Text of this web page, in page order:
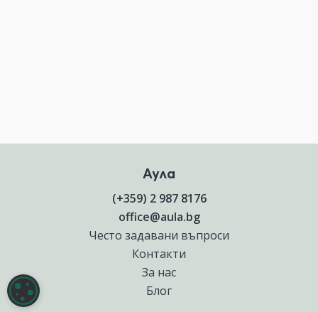
Аула
(+359) 2 987 8176
office@aula.bg
Често задавани въпроси
Контакти
За нас
Блог
НАСТРОЙКИ НА БИСКВИТКИТЕ